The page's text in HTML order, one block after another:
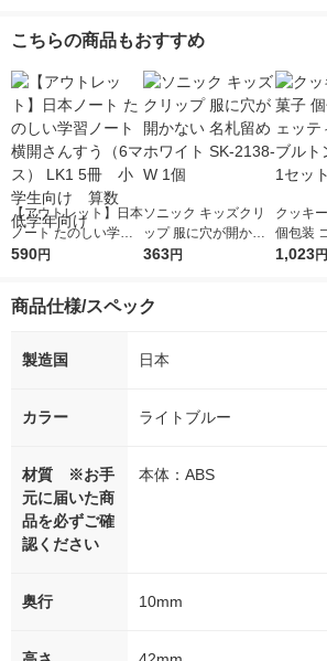
こちらの商品もおすすめ
【アウトレット】日本
ノート たのしい学習
ノート 横開さんすう
学年向け
590円
ソニック キッズクリ
ップ 服に穴が開かな
い 名札留め ホワイト
363円
クッキ
個包装
ィ ガレ
1,023円
商品仕様/スペック
製造国 日本
カラー ライトブルー
材質 ※お手
元に届いた商
品を必ずご確
認ください
本体：ABS
奥行 10mm